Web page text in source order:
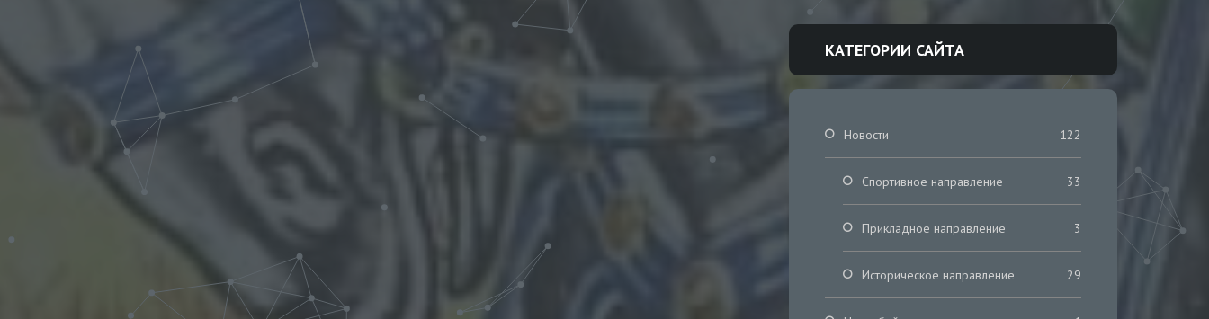
КАТЕГОРИИ САЙТА
Новости 122
Спортивное направление 33
Прикладное направление 3
Историческое направление 29